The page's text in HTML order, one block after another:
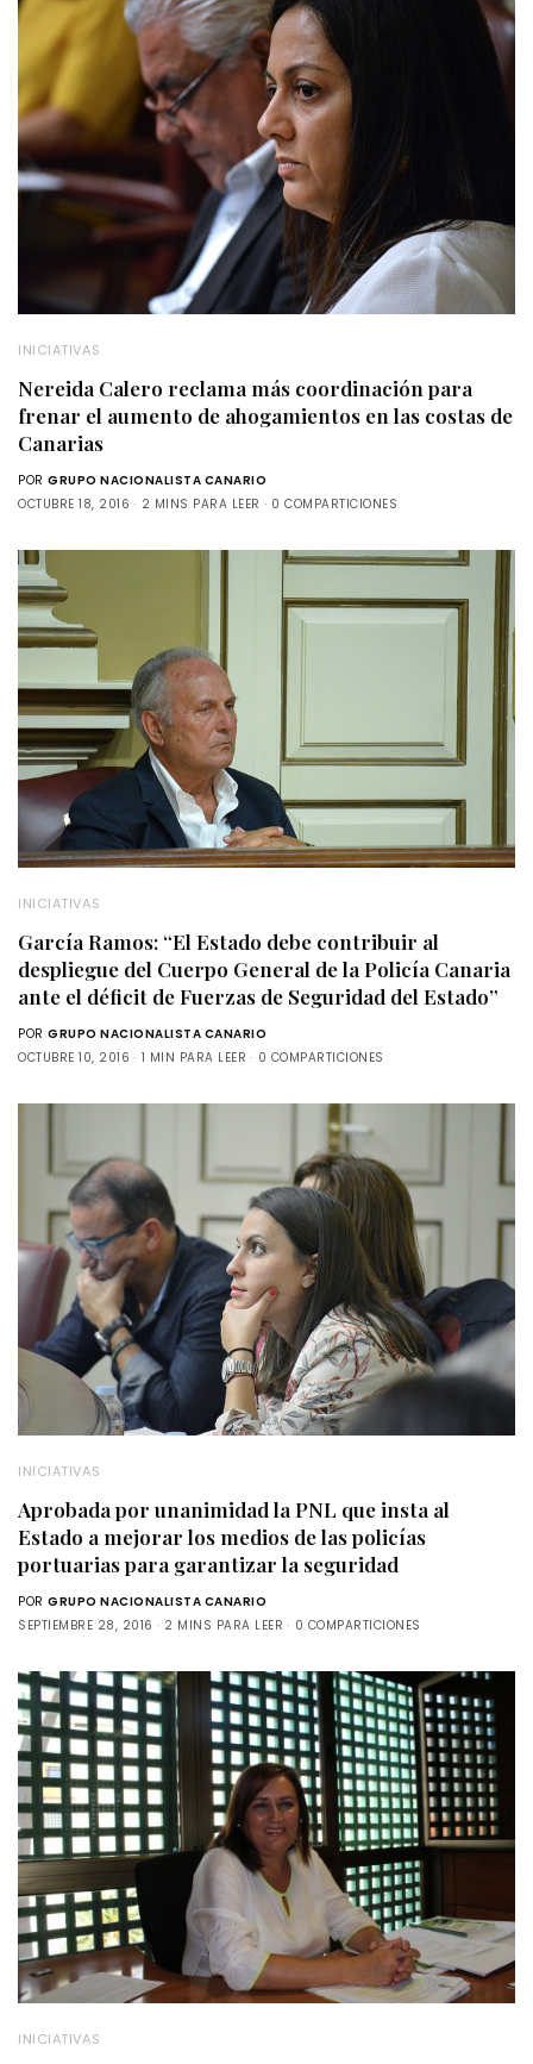
INICIATIVAS
Nereida Calero reclama más coordinación para
frenar el aumento de ahogamientos en las costas de
Canarias
POR GRUPO NACIONALISTA CANARIO
OCTUBRE 18, 2016
2 MINS PARA LEER 0 COMPARTICIONES
INICIATIVAS
García Ramos: “El Estado debe contribuir al
despliegue del Cuerpo General de la Policía Canaria
ante el déficit de Fuerzas de Seguridad del Estado”
POR GRUPO NACIONALISTA CANARIO
OCTUBRE 10, 2016
1 MIN PARA LEER 0 COMPARTICIONES
INICIATIVAS
Aprobada por unanimidad la PNL que insta al
Estado a mejorar los medios de las policías
portuarias para garantizar la seguridad
POR GRUPO NACIONALISTA CANARIO
SEPTIEMBRE 28, 2016
2 MINS PARA LEER 0 COMPARTICIONES
INICIATIVAS